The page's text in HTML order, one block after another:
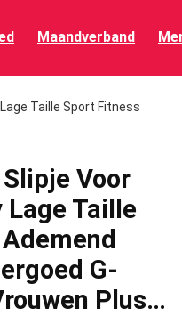
Maandverband
Taille Sport Fitness
Voor
Lage Taille
G-
Plus…